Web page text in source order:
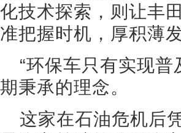
化技术探索，则让丰
准把握时机，厚积薄发
“环保车只有实现
期秉承的理念。
这家在石油危机后